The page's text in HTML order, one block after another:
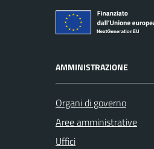
AMMINISTRAZIONE
Organi di governo
Aree amministrative
Uffici